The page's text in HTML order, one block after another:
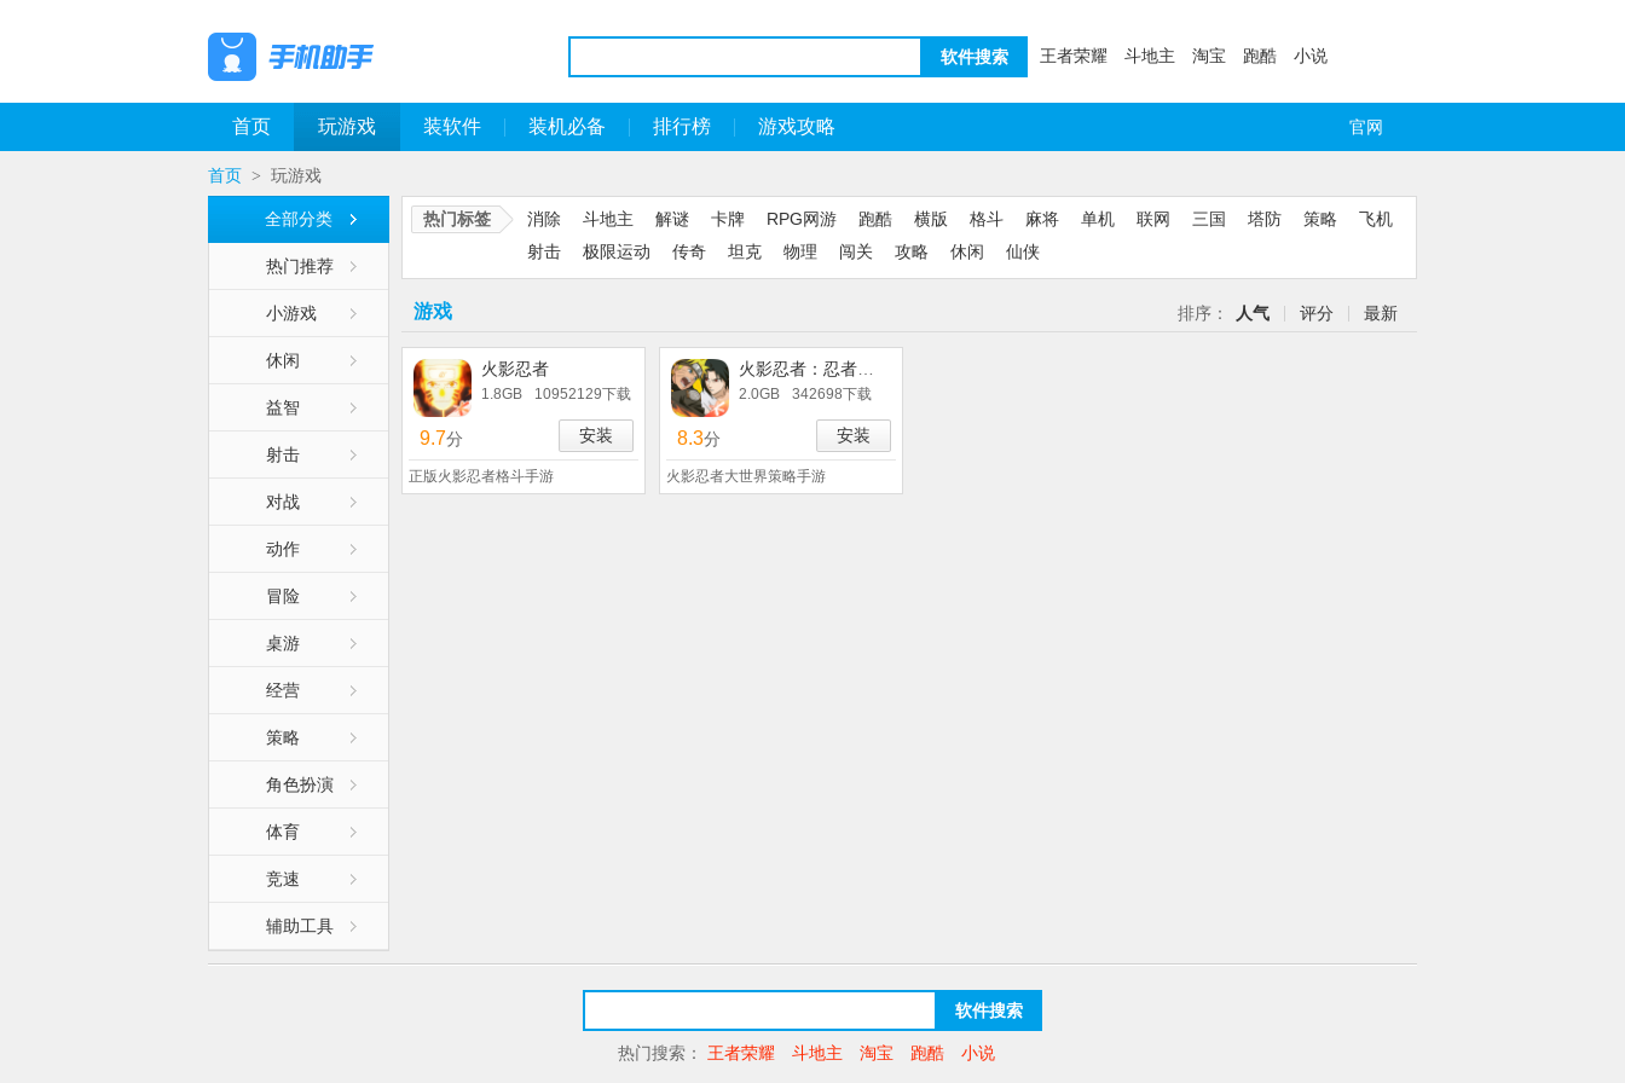
软件搜索 王者荣耀 斗地主 淘宝 跑酷 小说
首页 玩游戏 装软件 装机必备 排行榜 游戏攻略 官网
首页 > 玩游戏
全部分类
热门推荐
小游戏
休闲
益智
射击
对战
动作
冒险
桌游
经营
策略
角色扮演
体育
竞速
辅助工具
热门标签 消除 斗地主 解谜 卡牌 RPG网游 跑酷 横版 格斗 麻将 单机 联网 三国 塔防 策略
飞机
射击
极限运动 传奇 坦克 物理 闯关 攻略 休闲 仙侠
游戏 排序： 人气 评分 最新
火影忍者
1.8GB 10952129下载
9.7分 安装
正版火影忍者格斗手游
2.0GB 342698下载
8.3分 安装
火影忍者大世界策略手游
软件搜索
热门搜索： 王者荣耀 斗地主 淘宝 跑酷 小说